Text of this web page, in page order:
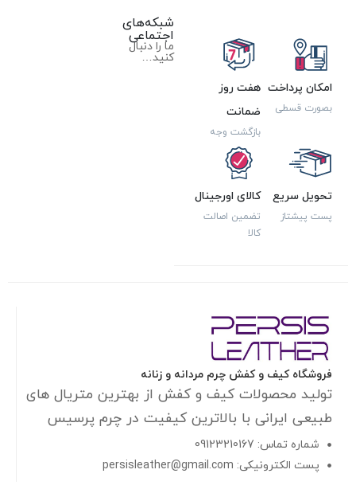
امکان پرداخت
بصورت قسطی
هفت روز
ضمانت
بازگشت وجه
تحویل سریع
پست پیشتاز
کالای اورجینال
تضمین اصالت
کالا
شبکه‌های
اجتماعی
ما را دنبال
کنید…
فروشگاه کیف و کفش چرم مردانه و زنانه
تولید محصولات کیف و کفش از بهترین متریال های
طبیعی ایرانی با بالاترین کیفیت در چرم پرسیس
شماره تماس: 09123210167
پست الکترونیکی: persisleather@gmail.com